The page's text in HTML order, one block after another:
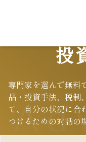
投
専門家を選んで無料
品・投資手法、税制
て、自分の状況に合
つけるための対話の